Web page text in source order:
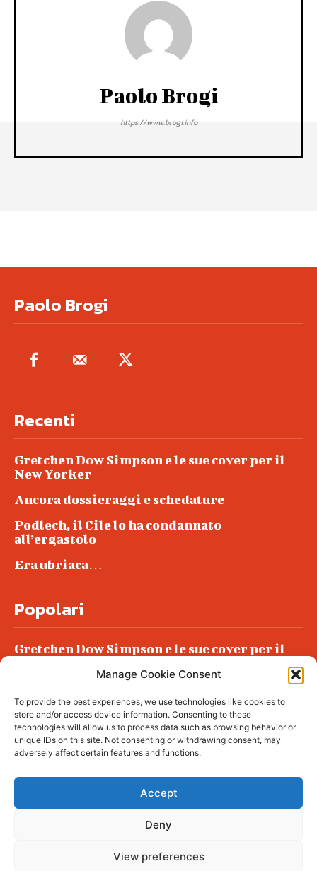
Manage Cookie Consent
To provide the best experiences, we use technologies like cookies to
store and/or access device information. Consenting to these
technologies will allow us to process data such as browsing behavior or
unique IDs on this site. Not consenting or withdrawing consent, may
adversely affect certain features and functions.
Accept
Deny
View preferences
Paolo Brogi
https://www.brogi.info
Paolo Brogi
Recenti
Gretchen Dow Simpson e le sue cover per il
New Yorker
Ancora dossieraggi e schedature
Podlech, il Cile lo ha condannato
all’ergastolo
Era ubriaca…
Popolari
Gretchen Dow Simpson e le sue cover per il
Podlech, il Cile lo ha condannato
all’ergastolo
Era ubriaca…
© tagDiv - All rights reserved. Made with
complete News Portal about living, lifestyle,
fashion and wellness. Take your time and